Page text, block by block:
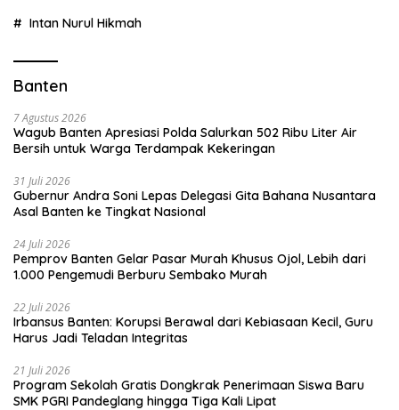
Intan Nurul Hikmah
Banten
7 Agustus 2026
Wagub Banten Apresiasi Polda Salurkan 502 Ribu Liter Air
Bersih untuk Warga Terdampak Kekeringan
31 Juli 2026
Gubernur Andra Soni Lepas Delegasi Gita Bahana Nusantara
Asal Banten ke Tingkat Nasional
24 Juli 2026
Pemprov Banten Gelar Pasar Murah Khusus Ojol, Lebih dari
1.000 Pengemudi Berburu Sembako Murah
22 Juli 2026
Irbansus Banten: Korupsi Berawal dari Kebiasaan Kecil, Guru
Harus Jadi Teladan Integritas
21 Juli 2026
Program Sekolah Gratis Dongkrak Penerimaan Siswa Baru
SMK PGRI Pandeglang hingga Tiga Kali Lipat